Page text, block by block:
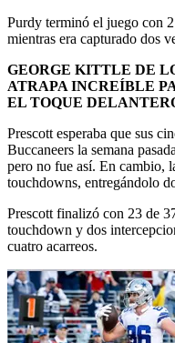
Purdy terminó el juego con
mientras era capturado dos
GEORGE KITTLE DE
ATRAPA INCREÍBLE
EL TOQUE
Prescott esperaba que sus
Buccaneers la semana
pero no fue así. En cambio,
touchdowns, entregándolo
Prescott finalizó con 23 de
touchdown y dos
cuatro acarreos.